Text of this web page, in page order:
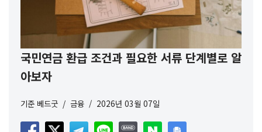
국민연금 환급 조건과 필요한 서류 단계별로 알
아보자
기준 베드굿 금융 2026년 03월 07일